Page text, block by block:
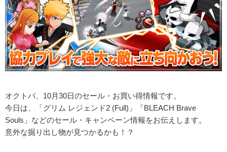
オクトバ、10月30日のセール・お買い得情報です。
今日は、「グリム レジェンド2 (Full)」「BLEACH Brave
Souls」などのセール・キャンペーン情報をお伝えします。
意外な掘り出し物が見つかるかも！？